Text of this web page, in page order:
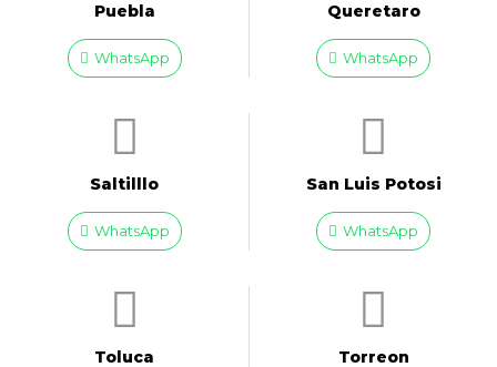
Puebla
WhatsApp
Queretaro
WhatsApp
Saltilllo
WhatsApp
San Luis Potosi
WhatsApp
Toluca Torreon